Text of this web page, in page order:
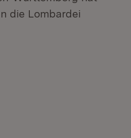
die Lombardei